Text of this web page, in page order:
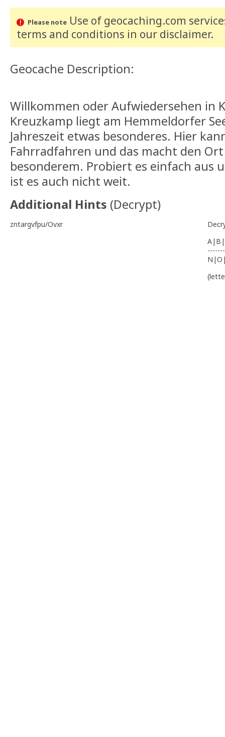
Please noteUse of geocaching.com
terms and conditions in our disclaimer.
Geocache Description:
Willkommen oder Aufwiedersehen in
Kreuzkamp liegt am Hemmeldorfer
Jahreszeit etwas besonderes. Hier
Fahrradfahren und das macht den
besonderem. Probiert es einfach aus
ist es auch nicht weit.
Additional Hints (Decrypt)
zntargvfpu/Ovxr